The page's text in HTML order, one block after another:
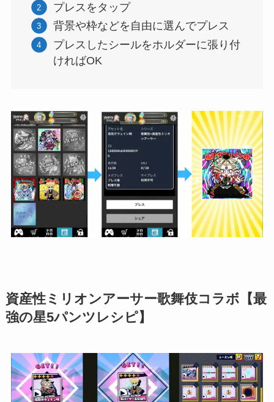
プレスをタップ
背景や枠などを自由に選んでプレス
プレスしたシールをホルダーに張り付
ければOK
資産性ミリオンアーサー歌舞伎コラボ【最
強の星5パンツレシピ】